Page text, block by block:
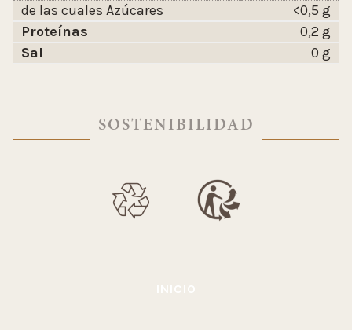
de las cuales Azúcares
<0,5 g
Proteínas
0,2 g
Sal
0 g
SOSTENIBILIDAD
INICIO